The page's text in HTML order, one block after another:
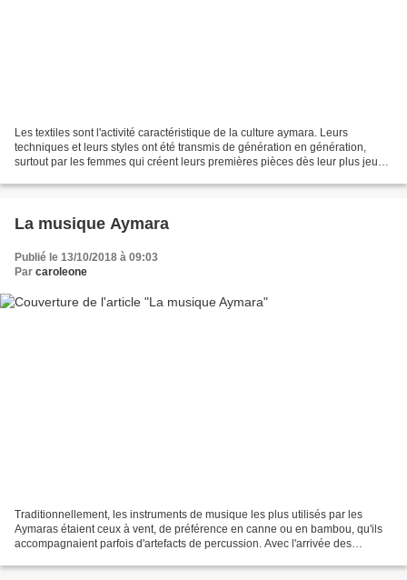
Les textiles sont l'activité caractéristique de la culture aymara. Leurs
techniques et leurs styles ont été transmis de génération en génération,
surtout par les femmes qui créent leurs premières pièces dès leur plus jeune
La musique Aymara
Publié le 13/10/2018 à 09:03
Par caroleone
Traditionnellement, les instruments de musique les plus utilisés par les
Aymaras étaient ceux à vent, de préférence en canne ou en bambou, qu'ils
accompagnaient parfois d'artefacts de percussion. Avec l'arrivée des